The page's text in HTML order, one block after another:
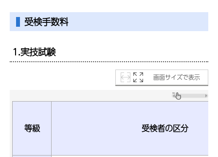
受検手数料
1.実技試験
画面サイズで表示
等級 受検者の区分